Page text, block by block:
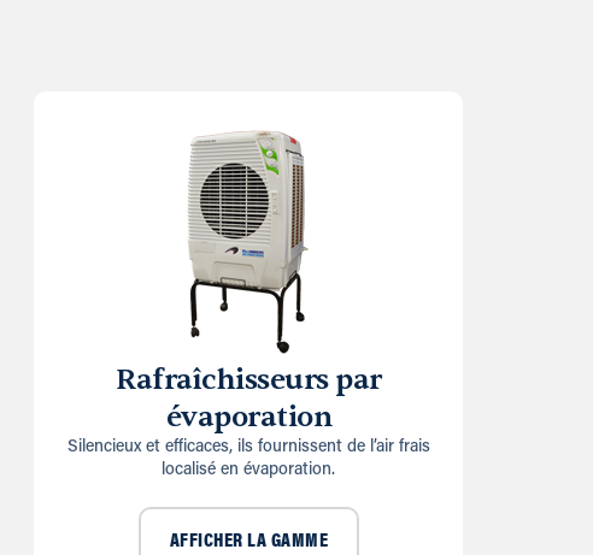
Rafraîchisseurs par
évaporation
Silencieux et efficaces, ils fournissent de l’air frais
localisé en évaporation.
AFFICHER LA GAMME